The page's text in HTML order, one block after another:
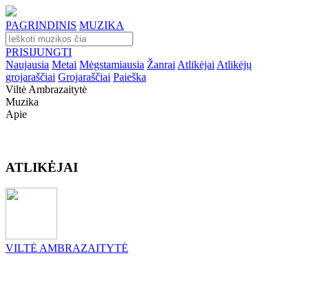
PAGRINDINIS MUZIKA
PRISIJUNGTI
Naujausia Metai Mėgstamiausia Žanrai Atlikėjai Atlikėjų
grojaraščiai Grojaraščiai Paieška
Viltė Ambrazaitytė
Muzika
Apie
ATLIKĖJAI
VILTĖ AMBRAZAITYTĖ